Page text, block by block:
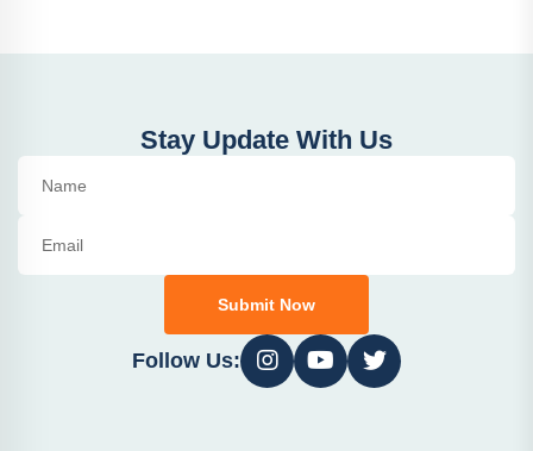
Stay Update With Us
Submit Now
Follow Us: